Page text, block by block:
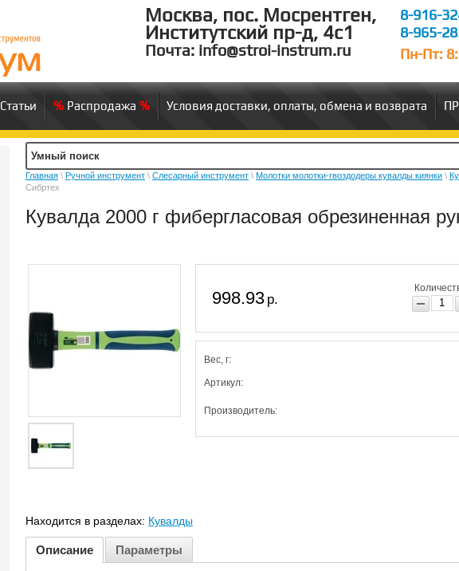
Москва, пос. Мосрентген,
Институтский пр-д, 4c1
Почта: info@stroi-instrum.ru
8-916-
8-965-
Пн-Пт:
Статьи Распродажа Условия доставки, оплаты, обмена и возврата
Главная \ Ручной инструмент \ Слесарный инструмент \ Молотки молотки-гвоздодеры кувалды киянки \
Сибртех
Кувалда 2000 г фибергласовая обрезиненная
998.93 р.
Вес, г:
Артикул:
Производитель:
Находится в разделах: Кувалды
Описание Параметры